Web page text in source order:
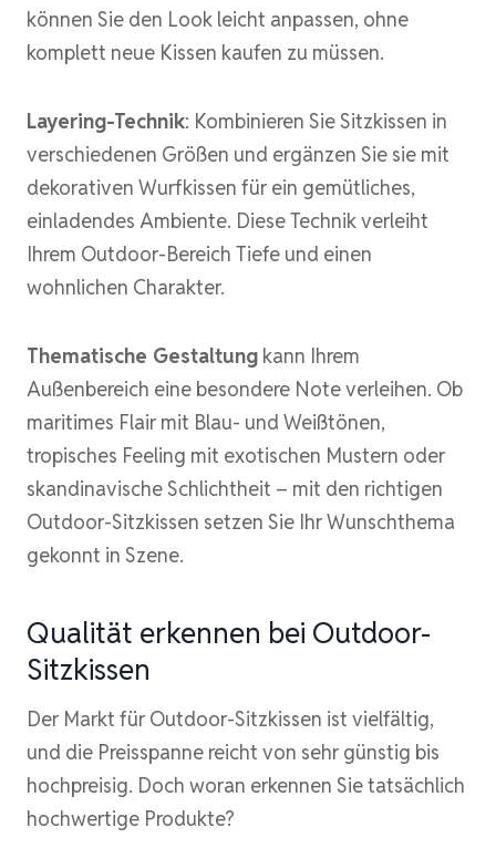
können Sie den Look leicht anpassen, ohne
komplett neue Kissen kaufen zu müssen.
Layering-Technik: Kombinieren Sie Sitzkissen in
verschiedenen Größen und ergänzen Sie sie mit
dekorativen Wurfkissen für ein gemütliches,
einladendes Ambiente. Diese Technik verleiht
Ihrem Outdoor-Bereich Tiefe und einen
wohnlichen Charakter.
Thematische Gestaltung kann Ihrem
Außenbereich eine besondere Note verleihen. Ob
maritimes Flair mit Blau- und Weißtönen,
tropisches Feeling mit exotischen Mustern oder
skandinavische Schlichtheit – mit den richtigen
Outdoor-Sitzkissen setzen Sie Ihr Wunschthema
gekonnt in Szene.
Qualität erkennen bei Outdoor-
Sitzkissen
Der Markt für Outdoor-Sitzkissen ist vielfältig,
und die Preisspanne reicht von sehr günstig bis
hochpreisig. Doch woran erkennen Sie tatsächlich
hochwertige Produkte?